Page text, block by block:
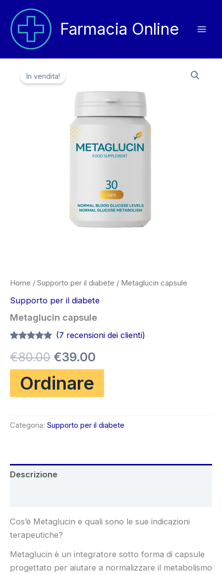
contenuto
Farmacia Online
In vendita!
Home / Supporto per il diabete / Metaglucin capsule
Supporto per il diabete
Metaglucin capsule
su 5 su
base di
recensioni
(7 recensioni dei clienti)
€80.00 Il
prezzo
originale
€39.00
attuale
Ordinare
Categoria: Supporto per il diabete
Descrizione
Cos’è Metaglucin e quali sono le sue indicazioni
terapeutiche?
Metaglucin è un integratore sotto forma di capsule
progettato per aiutare a normalizzare il metabolismo